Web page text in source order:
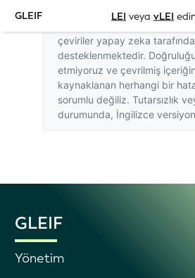
GLEIF LEI veya vLEI
Bu web sitesindeki
çeviriler yapay zeka
desteklenmektedir.
etmiyoruz ve çevrilmiş içeriğin
kaynaklanan herhangi bir
sorumlu değiliz. Tutarsızlık
durumunda, İngilizce versiyon
GLEIF
Yönetim